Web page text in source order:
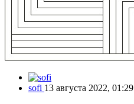
sofi 13 августа 2022, 01:29